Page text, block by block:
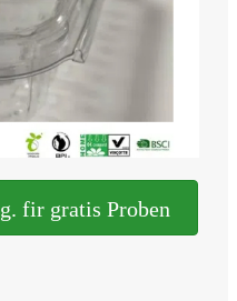
fir gratis Proben